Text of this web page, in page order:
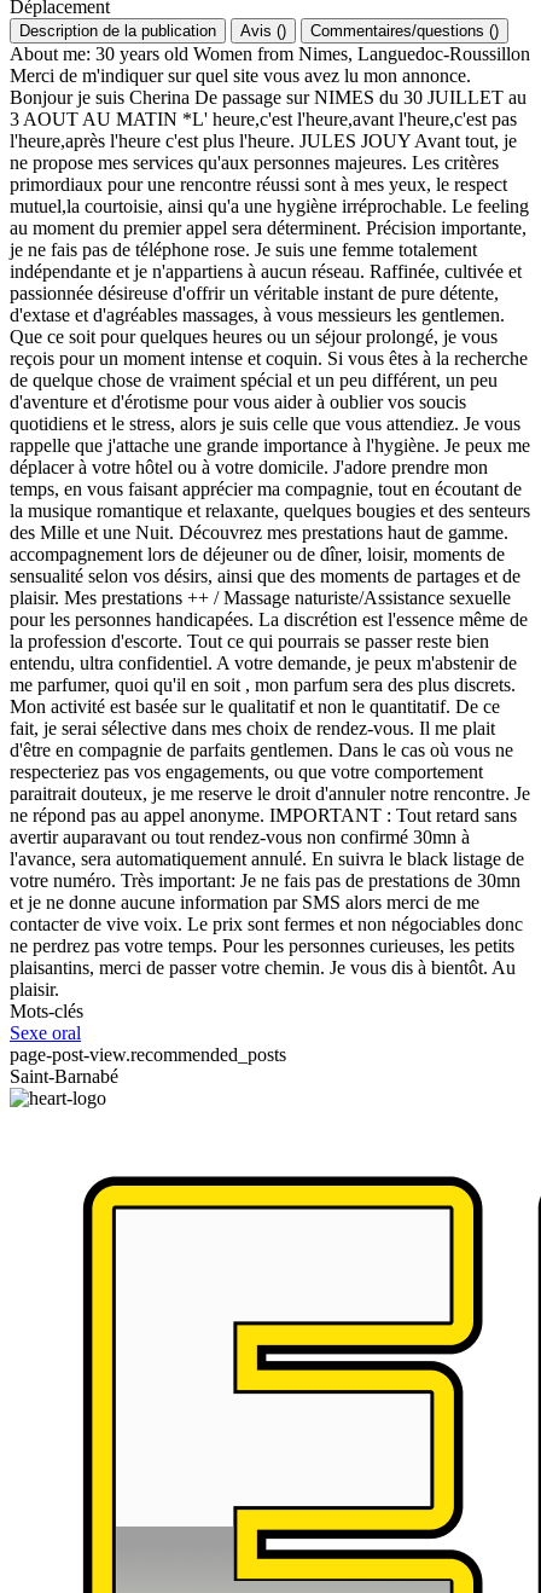
Déplacement
Description de la publication Avis () Commentaires/questions ()
About me: 30 years old Women from Nimes, Languedoc-Roussillon
Merci de m'indiquer sur quel site vous avez lu mon annonce.
Bonjour je suis Cherina De passage sur NIMES du 30 JUILLET au
3 AOUT AU MATIN *L' heure,c'est l'heure,avant l'heure,c'est pas
l'heure,après l'heure c'est plus l'heure. JULES JOUY Avant tout, je
ne propose mes services qu'aux personnes majeures. Les critères
primordiaux pour une rencontre réussi sont à mes yeux, le respect
mutuel,la courtoisie, ainsi qu'a une hygiène irréprochable. Le feeling
au moment du premier appel sera déterminent. Précision importante,
je ne fais pas de téléphone rose. Je suis une femme totalement
indépendante et je n'appartiens à aucun réseau. Raffinée, cultivée et
passionnée désireuse d'offrir un véritable instant de pure détente,
d'extase et d'agréables massages, à vous messieurs les gentlemen.
Que ce soit pour quelques heures ou un séjour prolongé, je vous
reçois pour un moment intense et coquin. Si vous êtes à la recherche
de quelque chose de vraiment spécial et un peu différent, un peu
d'aventure et d'érotisme pour vous aider à oublier vos soucis
quotidiens et le stress, alors je suis celle que vous attendiez. Je vous
rappelle que j'attache une grande importance à l'hygiène. Je peux me
déplacer à votre hôtel ou à votre domicile. J'adore prendre mon
temps, en vous faisant apprécier ma compagnie, tout en écoutant de
la musique romantique et relaxante, quelques bougies et des senteurs
des Mille et une Nuit. Découvrez mes prestations haut de gamme.
accompagnement lors de déjeuner ou de dîner, loisir, moments de
sensualité selon vos désirs, ainsi que des moments de partages et de
plaisir. Mes prestations ++ / Massage naturiste/Assistance sexuelle
pour les personnes handicapées. La discrétion est l'essence même de
la profession d'escorte. Tout ce qui pourrais se passer reste bien
entendu, ultra confidentiel. A votre demande, je peux m'abstenir de
me parfumer, quoi qu'il en soit , mon parfum sera des plus discrets.
Mon activité est basée sur le qualitatif et non le quantitatif. De ce
fait, je serai sélective dans mes choix de rendez-vous. Il me plait
d'être en compagnie de parfaits gentlemen. Dans le cas où vous ne
respecteriez pas vos engagements, ou que votre comportement
paraitrait douteux, je me reserve le droit d'annuler notre rencontre. Je
ne répond pas au appel anonyme. IMPORTANT : Tout retard sans
avertir auparavant ou tout rendez-vous non confirmé 30mn à
l'avance, sera automatiquement annulé. En suivra le black listage de
votre numéro. Très important: Je ne fais pas de prestations de 30mn
et je ne donne aucune information par SMS alors merci de me
contacter de vive voix. Le prix sont fermes et non négociables donc
ne perdrez pas votre temps. Pour les personnes curieuses, les petits
plaisantins, merci de passer votre chemin. Je vous dis à bientôt. Au
plaisir.
Mots-clés
Sexe oral
page-post-view.recommended_posts
Saint-Barnabé